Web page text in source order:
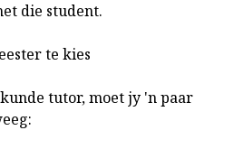
die student.
te kies
tutor, moet jy 'n paar